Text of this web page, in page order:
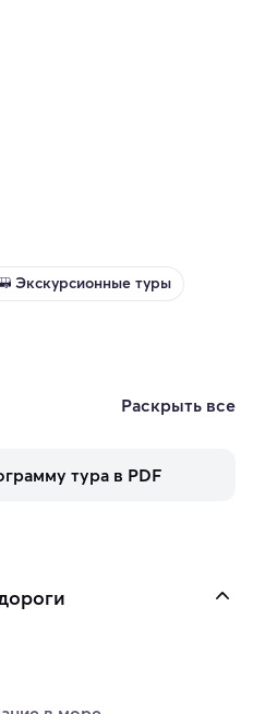
Экскурсионные туры
Раскрыть все
тура в PDF